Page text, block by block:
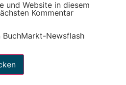
und Website in diesem
Kommentar
Newsflash